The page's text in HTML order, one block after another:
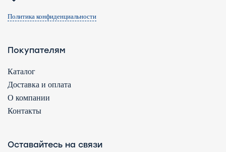
Политика конфиденциальности
Покупателям
Каталог
Доставка и оплата
О компании
Контакты
Оставайтесь на связи